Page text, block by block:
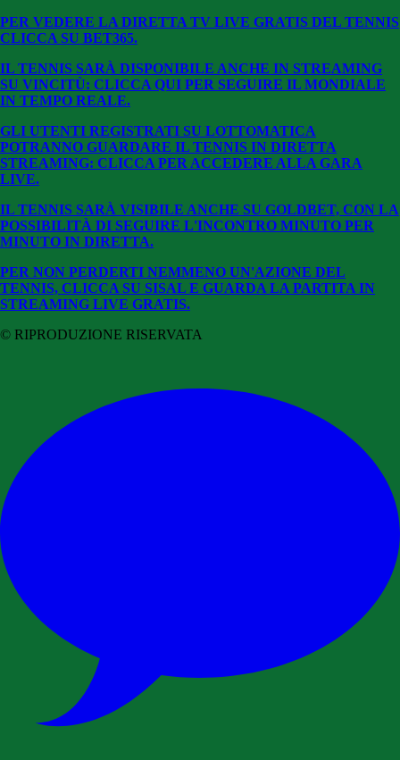
PER VEDERE LA DIRETTA TV LIVE GRATIS DEL TENNIS
CLICCA SU BET365.
IL TENNIS SARÀ DISPONIBILE ANCHE IN STREAMING
SU VINCITÙ: CLICCA QUI PER SEGUIRE IL MONDIALE
IN TEMPO REALE.
GLI UTENTI REGISTRATI SU LOTTOMATICA
POTRANNO GUARDARE IL TENNIS IN DIRETTA
STREAMING: CLICCA PER ACCEDERE ALLA GARA
LIVE.
IL TENNIS SARÀ VISIBILE ANCHE SU GOLDBET, CON LA
POSSIBILITÀ DI SEGUIRE L'INCONTRO MINUTO PER
MINUTO IN DIRETTA.
PER NON PERDERTI NEMMENO UN'AZIONE DEL
TENNIS, CLICCA SU SISAL E GUARDA LA PARTITA IN
STREAMING LIVE GRATIS.
© RIPRODUZIONE RISERVATA